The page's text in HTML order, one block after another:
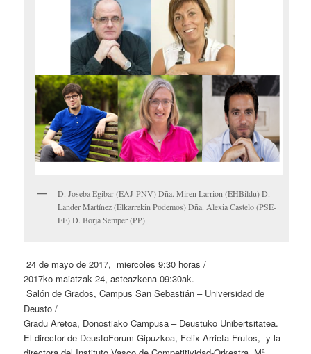
D. Joseba Egibar (EAJ-PNV) Dña. Miren Larrion (EHBildu) D.
Lander Martínez (Elkarrekin Podemos) Dña. Alexia Castelo (PSE-
EE) D. Borja Semper (PP)
24 de mayo de 2017, miercoles 9:30 horas /
2017ko maiatzak 24, asteazkena 09:30ak.
Salón de Grados, Campus San Sebastián – Universidad de
Deusto /
Gradu Aretoa, Donostiako Campusa – Deustuko Unibertsitatea.
El director de DeustoForum Gipuzkoa, Felix Arrieta Frutos, y la